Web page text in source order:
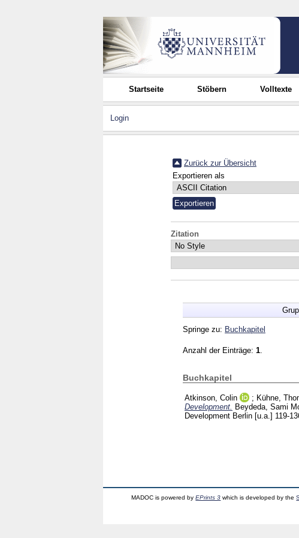
Startseite Stöbern Volltexte
Login
Zurück zur Übersicht
Exportieren als
Zitation
Springe zu: Buchkapitel
Anzahl der Einträge: 1
Buchkapitel
Atkinson, Colin ; Kühne,
Development.
Beydeda, Sami
Development Berlin [u.a.] 119-
MADOC is powered byEPrints 3 which is developed by the